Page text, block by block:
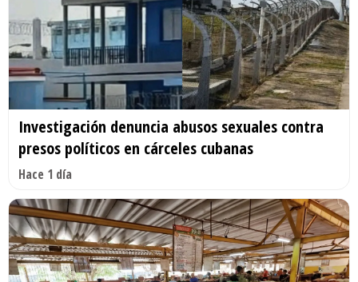
Investigación denuncia abusos sexuales contra
presos políticos en cárceles cubanas
Hace 1 día